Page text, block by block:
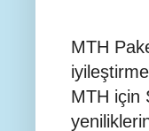
MTH
MTH için